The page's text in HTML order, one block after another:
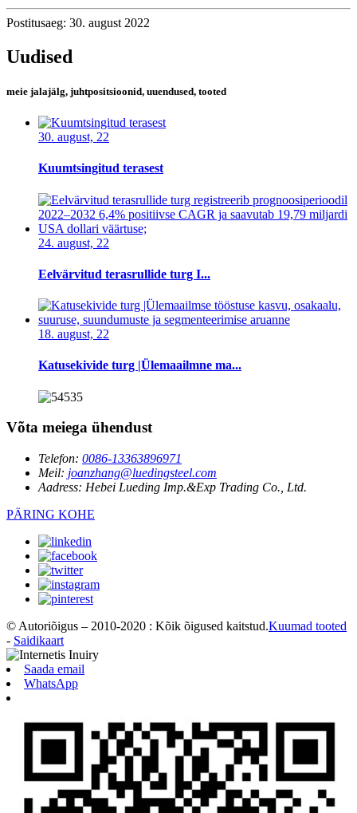
Postitusaeg: 30. august 2022
Uudised
meie jalajälg, juhtpositsioonid, uuendused, tooted
30. august, 22
Kuumtsingitud terasest
24. august, 22
Eelvärvitud terasrullide turg I...
18. august, 22
Katusekivide turg |Ülemaailmne ma...
Võta meiega ühendust
Telefon: 0086-13363896971
Meil: joanzhang@luedingsteel.com
Aadress: Hebei Lueding Imp.&Exp Trading Co., Ltd.
PÄRING KOHE
© Autoriõigus – 2010-2020 : Kõik õigused kaitstud.Kuumad tooted
- Saidikaart
Saada email
WhatsApp